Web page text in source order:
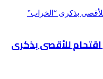
بذكرى “الخراب”
للأقصى بذكرى